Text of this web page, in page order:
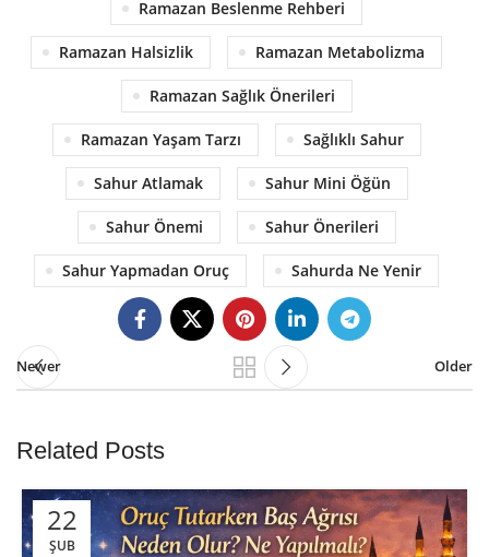
Ramazan Beslenme Rehberi
Ramazan Halsizlik Ramazan Metabolizma
Ramazan Sağlık Önerileri
Ramazan Yaşam Tarzı Sağlıklı Sahur
Sahur Atlamak Sahur Mini Öğün
Sahur Önemi Sahur Önerileri
Sahur Yapmadan Oruç Sahurda Ne Yenir
Newer Older
Related Posts
22
ŞUB